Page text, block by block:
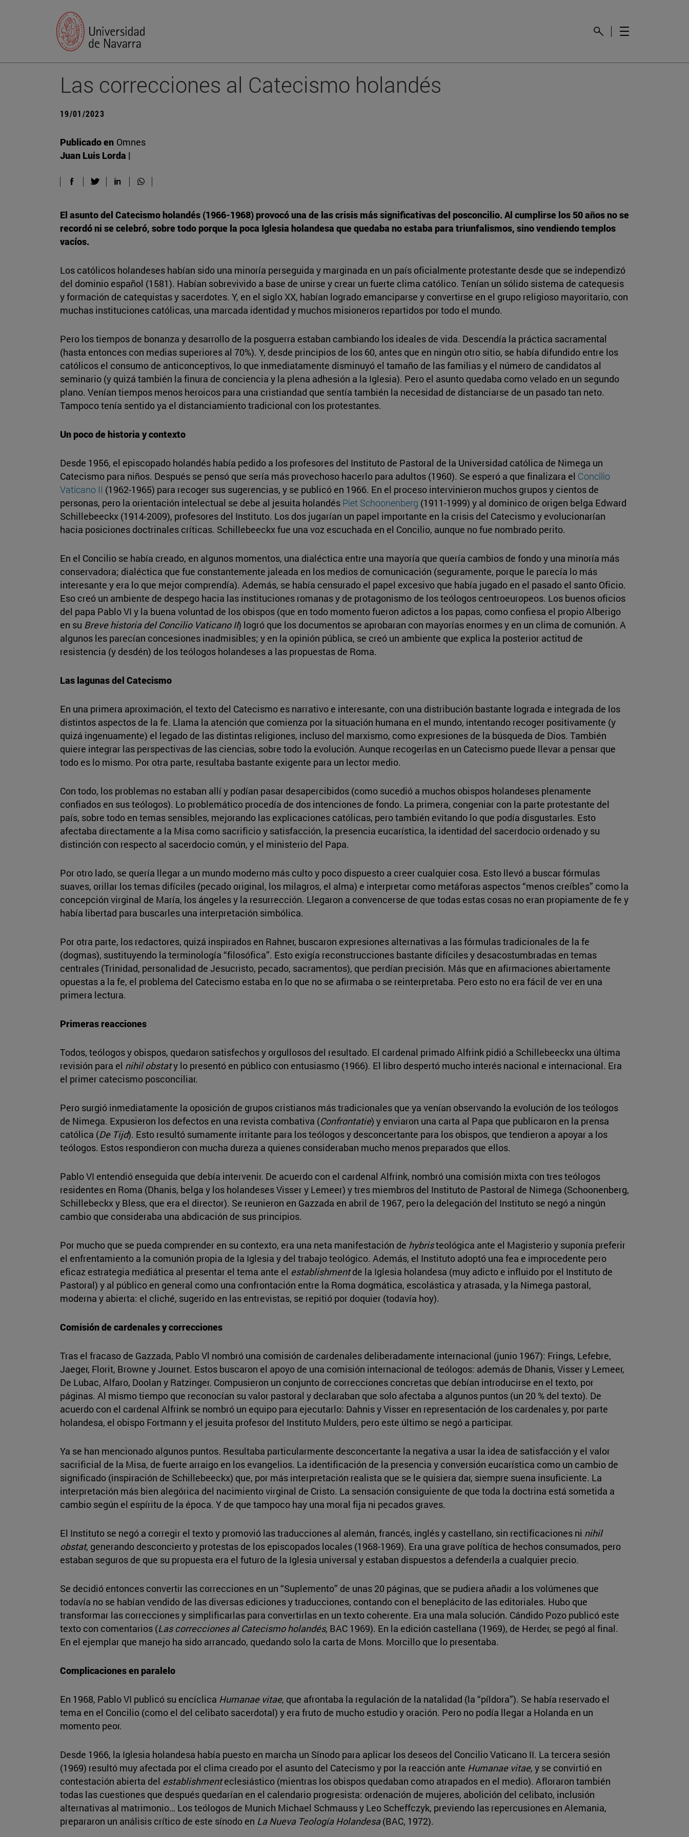
Las correcciones al Catecismo holandés
19/01/2023
Publicado en Omnes
Juan Luis Lorda |
El asunto del Catecismo holandés (1966-1968) provocó una de las crisis más significativas del posconcilio. Al cumplirse los 50 años no se
recordó ni se celebró, sobre todo porque la poca Iglesia holandesa que quedaba no estaba para triunfalismos, sino vendiendo templos
vacíos.
Los católicos holandeses habían sido una minoría perseguida y marginada en un país oficialmente protestante desde que se independizó
del dominio español (1581). Habían sobrevivido a base de unirse y crear un fuerte clima católico. Tenían un sólido sistema de catequesis
y formación de catequistas y sacerdotes. Y, en el siglo XX, habían logrado emanciparse y convertirse en el grupo religioso mayoritario, con
muchas instituciones católicas, una marcada identidad y muchos misioneros repartidos por todo el mundo.
Pero los tiempos de bonanza y desarrollo de la posguerra estaban cambiando los ideales de vida. Descendía la práctica sacramental
(hasta entonces con medias superiores al 70%). Y, desde principios de los 60, antes que en ningún otro sitio, se había difundido entre los
católicos el consumo de anticonceptivos, lo que inmediatamente disminuyó el tamaño de las familias y el número de candidatos al
seminario (y quizá también la finura de conciencia y la plena adhesión a la Iglesia). Pero el asunto quedaba como velado en un segundo
plano. Venían tiempos menos heroicos para una cristiandad que sentía también la necesidad de distanciarse de un pasado tan neto.
Tampoco tenía sentido ya el distanciamiento tradicional con los protestantes.
Un poco de historia y contexto
Desde 1956, el episcopado holandés había pedido a los profesores del Instituto de Pastoral de la Universidad católica de Nimega un
Catecismo para niños. Después se pensó que sería más provechoso hacerlo para adultos (1960). Se esperó a que finalizara el Concilio
Vaticano II (1962-1965) para recoger sus sugerencias, y se publicó en 1966. En el proceso intervinieron muchos grupos y cientos de
personas, pero la orientación intelectual se debe al jesuita holandés Piet Schoonenberg (1911-1999) y al dominico de origen belga Edward
Schillebeeckx (1914-2009), profesores del Instituto. Los dos jugarían un papel importante en la crisis del Catecismo y evolucionarían
hacia posiciones doctrinales críticas. Schillebeeckx fue una voz escuchada en el Concilio, aunque no fue nombrado perito.
En el Concilio se había creado, en algunos momentos, una dialéctica entre una mayoría que quería cambios de fondo y una minoría más
conservadora; dialéctica que fue constantemente jaleada en los medios de comunicación (seguramente, porque le parecía lo más
interesante y era lo que mejor comprendía). Además, se había censurado el papel excesivo que había jugado en el pasado el santo Oficio.
Eso creó un ambiente de despego hacia las instituciones romanas y de protagonismo de los teólogos centroeuropeos. Los buenos oficios
del papa Pablo VI y la buena voluntad de los obispos (que en todo momento fueron adictos a los papas, como confiesa el propio Alberigo
en su Breve historia del Concilio Vaticano II) logró que los documentos se aprobaran con mayorías enormes y en un clima de comunión. A
algunos les parecían concesiones inadmisibles; y en la opinión pública, se creó un ambiente que explica la posterior actitud de
resistencia (y desdén) de los teólogos holandeses a las propuestas de Roma.
Las lagunas del Catecismo
En una primera aproximación, el texto del Catecismo es narrativo e interesante, con una distribución bastante lograda e integrada de los
distintos aspectos de la fe. Llama la atención que comienza por la situación humana en el mundo, intentando recoger positivamente (y
quizá ingenuamente) el legado de las distintas religiones, incluso del marxismo, como expresiones de la búsqueda de Dios. También
quiere integrar las perspectivas de las ciencias, sobre todo la evolución. Aunque recogerlas en un Catecismo puede llevar a pensar que
todo es lo mismo. Por otra parte, resultaba bastante exigente para un lector medio.
Con todo, los problemas no estaban allí y podían pasar desapercibidos (como sucedió a muchos obispos holandeses plenamente
confiados en sus teólogos). Lo problemático procedía de dos intenciones de fondo. La primera, congeniar con la parte protestante del
país, sobre todo en temas sensibles, mejorando las explicaciones católicas, pero también evitando lo que podía disgustarles. Esto
afectaba directamente a la Misa como sacrificio y satisfacción, la presencia eucarística, la identidad del sacerdocio ordenado y su
distinción con respecto al sacerdocio común, y el ministerio del Papa.
Por otro lado, se quería llegar a un mundo moderno más culto y poco dispuesto a creer cualquier cosa. Esto llevó a buscar fórmulas
suaves, orillar los temas difíciles (pecado original, los milagros, el alma) e interpretar como metáforas aspectos “menos creíbles” como la
concepción virginal de María, los ángeles y la resurrección. Llegaron a convencerse de que todas estas cosas no eran propiamente de fe y
había libertad para buscarles una interpretación simbólica.
Por otra parte, los redactores, quizá inspirados en Rahner, buscaron expresiones alternativas a las fórmulas tradicionales de la fe
(dogmas), sustituyendo la terminología “filosófica”. Esto exigía reconstrucciones bastante difíciles y desacostumbradas en temas
centrales (Trinidad, personalidad de Jesucristo, pecado, sacramentos), que perdían precisión. Más que en afirmaciones abiertamente
opuestas a la fe, el problema del Catecismo estaba en lo que no se afirmaba o se reinterpretaba. Pero esto no era fácil de ver en una
primera lectura.
Primeras reacciones
Todos, teólogos y obispos, quedaron satisfechos y orgullosos del resultado. El cardenal primado Alfrink pidió a Schillebeeckx una última
revisión para el nihil obstaty lo presentó en público con entusiasmo (1966). El libro despertó mucho interés nacional e internacional. Era
el primer catecismo posconciliar.
Pero surgió inmediatamente la oposición de grupos cristianos más tradicionales que ya venían observando la evolución de los teólogos
de Nimega. Expusieron los defectos en una revista combativa (Confrontatie) y enviaron una carta al Papa que publicaron en la prensa
católica (De Tijd). Esto resultó sumamente irritante para los teólogos y desconcertante para los obispos, que tendieron a apoyar a los
teólogos. Estos respondieron con mucha dureza a quienes consideraban mucho menos preparados que ellos.
Pablo VI entendió enseguida que debía intervenir. De acuerdo con el cardenal Alfrink, nombró una comisión mixta con tres teólogos
residentes en Roma (Dhanis, belga y los holandeses Visser y Lemeer) y tres miembros del Instituto de Pastoral de Nimega (Schoonenberg,
Schillebeckx y Bless, que era el director). Se reunieron en Gazzada en abril de 1967, pero la delegación del Instituto se negó a ningún
cambio que consideraba una abdicación de sus principios.
Por mucho que se pueda comprender en su contexto, era una neta manifestación de hybristeológica ante el Magisterio y suponía preferir
el enfrentamiento a la comunión propia de la Iglesia y del trabajo teológico. Además, el Instituto adoptó una fea e improcedente pero
eficaz estrategia mediática al presentar el tema ante el establishmentde la Iglesia holandesa (muy adicto e influido por el Instituto de
Pastoral) y al público en general como una confrontación entre la Roma dogmática, escolástica y atrasada, y la Nimega pastoral,
moderna y abierta: el cliché, sugerido en las entrevistas, se repitió por doquier (todavía hoy).
Comisión de cardenales y correcciones
Tras el fracaso de Gazzada, Pablo Vl nombró una comisión de cardenales deliberadamente internacional (junio 1967): Frings, Lefebre,
Jaeger, Florit, Browne y Journet. Estos buscaron el apoyo de una comisión internacional de teólogos: además de Dhanis, Visser y Lemeer,
De Lubac, Alfaro, Doolan y Ratzinger. Compusieron un conjunto de correcciones concretas que debían introducirse en el texto, por
páginas. Al mismo tiempo que reconocían su valor pastoral y declaraban que solo afectaba a algunos puntos (un 20 % del texto). De
acuerdo con el cardenal Alfrink se nombró un equipo para ejecutarlo: Dahnis y Visser en representación de los cardenales y, por parte
holandesa, el obispo Fortmann y el jesuita profesor del Instituto Mulders, pero este último se negó a participar.
Ya se han mencionado algunos puntos. Resultaba particularmente desconcertante la negativa a usar la idea de satisfacción y el valor
sacrificial de la Misa, de fuerte arraigo en los evangelios. La identificación de la presencia y conversión eucarística como un cambio de
significado (inspiración de Schillebeeckx) que, por más interpretación realista que se le quisiera dar, siempre suena insuficiente. La
interpretación más bien alegórica del nacimiento virginal de Cristo. La sensación consiguiente de que toda la doctrina está sometida a
cambio según el espíritu de la época. Y de que tampoco hay una moral fija ni pecados graves.
El Instituto se negó a corregir el texto y promovió las traducciones al alemán, francés, inglés y castellano, sin rectificaciones ni nihil
obstat, generando desconcierto y protestas de los episcopados locales (1968-1969). Era una grave política de hechos consumados, pero
estaban seguros de que su propuesta era el futuro de la Iglesia universal y estaban dispuestos a defenderla a cualquier precio.
Se decidió entonces convertir las correcciones en un “Suplemento” de unas 20 páginas, que se pudiera añadir a los volúmenes que
todavía no se habían vendido de las diversas ediciones y traducciones, contando con el beneplácito de las editoriales. Hubo que
transformar las correcciones y simplificarlas para convertirlas en un texto coherente. Era una mala solución. Cándido Pozo publicó este
texto con comentarios (Las correcciones al Catecismo holandés, BAC 1969). En la edición castellana (1969), de Herder, se pegó al final.
En el ejemplar que manejo ha sido arrancado, quedando solo la carta de Mons. Morcillo que lo presentaba.
Complicaciones en paralelo
En 1968, Pablo VI publicó su encíclica Humanae vitae, que afrontaba la regulación de la natalidad (la “píldora”). Se había reservado el
tema en el Concilio (como el del celibato sacerdotal) y era fruto de mucho estudio y oración. Pero no podía llegar a Holanda en un
momento peor.
Desde 1966, la Iglesia holandesa había puesto en marcha un Sínodo para aplicar los deseos del Concilio Vaticano II. La tercera sesión
(1969) resultó muy afectada por el clima creado por el asunto del Catecismo y por la reacción ante Humanae vitae, y se convirtió en
contestación abierta del establishmenteclesiástico (mientras los obispos quedaban como atrapados en el medio). Afloraron también
todas las cuestiones que después quedarían en el calendario progresista: ordenación de mujeres, abolición del celibato, inclusión
alternativas al matrimonio… Los teólogos de Munich Michael Schmauss y Leo Scheffczyk, previendo las repercusiones en Alemania,
prepararon un análisis crítico de este sínodo en La Nueva Teología Holandesa(BAC, 1972).